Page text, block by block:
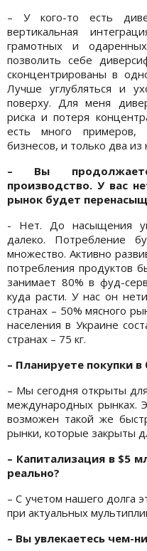
– У кого-то есть
вертикальная
грамотных и
позволить себе
сконцентрированы в
Лучше углубляться и
поверху. Для меня
риска и потеря
есть много примеров,
бизнесов, и только два
– Вы
производство. У вас
рынок будет
- Нет. До насыщения
далеко. Потребление
множество. Активно
потребления продуктов
занимает 80% в фуд-
куда расти. У нас он
странах – 50% мясного
населения в Украине
странах – 75 кг.
– Планируете покупки
– Мы сегодня открыты
международных рынках.
возможен такой же
рынки, которые закрыты
– Капитализация в $5
реально?
– С учетом нашего долга
при актуальных
– Вы увлекаетесь чем-